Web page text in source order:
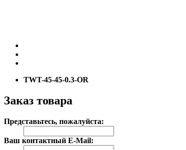
TWT-45-45-0.3-OR
Заказ товара
Представьтесь, пожалуйста:
Ваш контактный E-Mail: